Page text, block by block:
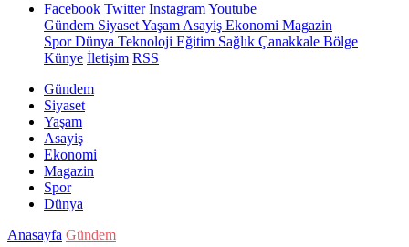
Facebook Twitter InstagramYoutube
Gündem SiyasetYaşam Asayiş Ekonomi Magazin
SporDünya Teknoloji Eğitim Sağlık Çanakkale Bölge
Künye İletişim RSS
Gündem
Siyaset
Yaşam
Asayiş
Ekonomi
Magazin
Spor
Dünya
Anasayfa Gündem